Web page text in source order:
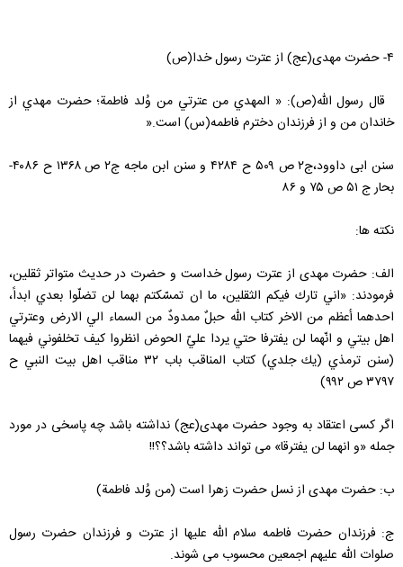
۴- حضرت مهدی(عج) از عترت رسول خدا(ص)
قال رسول الله(ص): « المهدي‌ من‌ عترتي‌ من‌ وُلد فاطمة؛ حضرت‌ مهدي‌ از
خاندان‌ من‌ و از فرزندان‌ دخترم‌ فاطمه‌(س) است‌.«
سنن ابی داوود،ج۲ ص ۵۰۹ ح ۴۲۸۴ و سنن ابن ماجه ج۲ ص ۱۳۶۸ ح ۴۰۸۶-
بحار ج ۵۱ ص ۷۵ و ۸۶
نکته ها:
الف: حضرت مهدی از عترت رسول خداست و حضرت در حدیث متواتر ثقلین،
فرمودند: «اني‌ تارك‌ فيكم‌ الثقلين‌، ما ان‌ تمسّكتم‌ بهما لن‌ تضلّوا بعدي‌ ابداً،
احدهما أعظم‌ من‌ الاخر كتاب‌ الله حبلٌ ممدودٌ من‌ السماء الي الارض‌ وعترتي‌
اهل‌ بيتي و انّهما لن‌ يفترفا حتي‌ يردا عليّ الحوض‌ انظروا كيف‌ تخلفوني‌ فيهما
(سنن ترمذي (يك جلدي) كتاب المناقب باب ۳۲ مناقب اهل بيت النبي ح
۳۷۹۷ ص ۹۹۲)
اگر کسی اعتقاد به وجود حضرت مهدی(عج) نداشته باشد چه پاسخی در مورد
جمله «و انهما لن یفترقا» می تواند داشته باشد؟؟!!
ب: حضرت مهدی از نسل حضرت زهرا است (من‌ وُلد فاطمة‌)
ج: فرزندان حضرت فاطمه سلام الله علیها از عترت و فرزندان حضرت رسول
صلوات الله علیهم اجمعین محسوب می شوند.